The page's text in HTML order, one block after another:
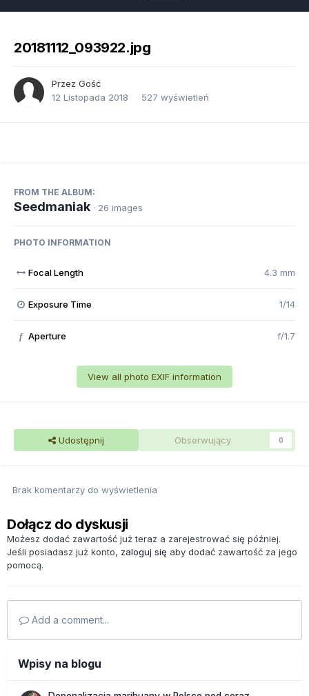
20181112_093922.jpg
Przez Gość
12 Listopada 2018
527 wyświetleń
FROM THE ALBUM:
Seedmaniak · 26 images
PHOTO INFORMATION
Focal Length 4.3 mm
Exposure Time 1/14
f Aperture f/1.7
View all photo EXIF information
Udostępnij Obserwujący 0
Brak komentarzy do wyświetlenia
Dołącz do dyskusji
Możesz dodać zawartość już teraz a zarejestrować się później.
Jeśli posiadasz już konto, zaloguj się aby dodać zawartość za jego
pomocą.
Add a comment...
Wpisy na blogu